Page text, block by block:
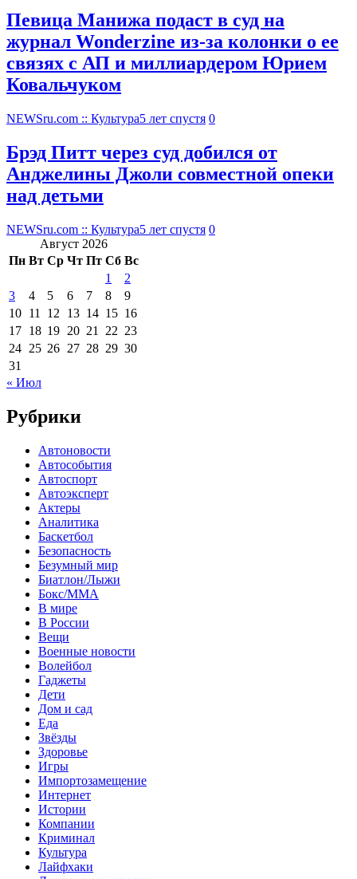
Певица Манижа подаст в суд на
журнал Wonderzine из-за колонки о ее
связях с АП и миллиардером Юрием
Ковальчуком
NEWSru.com :: Культура5 лет спустя 0
Брэд Питт через суд добился от
Анджелины Джоли совместной опеки
над детьми
NEWSru.com :: Культура5 лет спустя 0
Август 2026
Пн Вт Ср Чт Пт Сб Вс
1
2
3
4 5 6 7 8
9
10 11 12 13 14 15 16
17 18 19 20 21 22 23
24 25 26 27 28 29 30
31
« Июл
Рубрики
Автоновости
Автособытия
Автоспорт
Автоэксперт
Актеры
Аналитика
Баскетбол
Безопасность
Безумный мир
Биатлон/Лыжи
Бокс/MMA
В мире
В России
Вещи
Военные новости
Волейбол
Гаджеты
Дети
Дом и сад
Еда
Звёзды
Здоровье
Игры
Импортозамещение
Интернет
Истории
Компании
Криминал
Культура
Лайфхаки